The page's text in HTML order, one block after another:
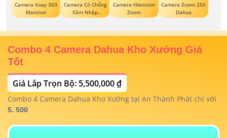
Camera Xoay 360
Kbvision
Camera Có Chống
Xâm Nhập
Kbvision
Camera Hikvision
Zoom
Camera Zoom 25X
Dahua
Combo 4 Camera Dahua Kho Xưởng Giá
Tốt
Giá Lắp Trọn Bộ: 5,500,000 ₫
Combo 4 Camera Dahua Kho Xưởng tại An Thành Phát chỉ với
5. 500